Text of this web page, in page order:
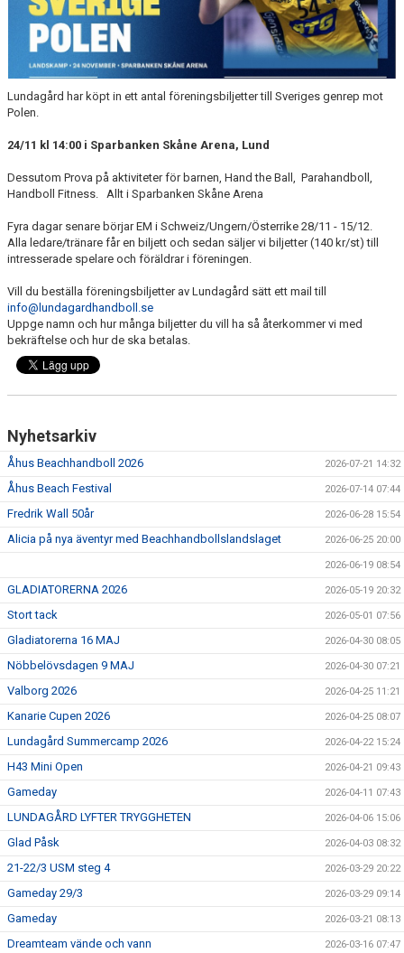
MATCHER
GUNNESBOHALLEN
FRITIDSKORTET
Lundagård har köpt in ett antal föreningsbiljetter till Sveriges genrep mot
Polen.
24/11 kl 14:00 i Sparbanken Skåne Arena, Lund
Dessutom Prova på aktiviteter för barnen, Hand the Ball, Parahandboll,
Handboll Fitness. Allt i Sparbanken Skåne Arena
Fyra dagar senare börjar EM i Schweiz/Ungern/Österrike 28/11 - 15/12.
Alla ledare/tränare får en biljett och sedan säljer vi biljetter (140 kr/st) till
intresserade spelare och föräldrar i föreningen.
Vill du beställa föreningsbiljetter av Lundagård sätt ett mail till
info@lundagardhandboll.se
Uppge namn och hur många biljetter du vill ha så återkommer vi med
bekräftelse och hur de ska betalas.
Nyhetsarkiv
Åhus Beachhandboll 2026 2026-07-21 14:32
Åhus Beach Festival 2026-07-14 07:44
Fredrik Wall 50år 2026-06-28 15:54
Alicia på nya äventyr med Beachhandbollslandslaget 2026-06-25 20:00
2026-06-19 08:54
GLADIATORERNA 2026 2026-05-19 20:32
Stort tack 2026-05-01 07:56
Gladiatorerna 16 MAJ 2026-04-30 08:05
Nöbbelövsdagen 9 MAJ 2026-04-30 07:21
Valborg 2026 2026-04-25 11:21
Kanarie Cupen 2026 2026-04-25 08:07
Lundagård Summercamp 2026 2026-04-22 15:24
H43 Mini Open 2026-04-21 09:43
Gameday 2026-04-11 07:43
LUNDAGÅRD LYFTER TRYGGHETEN 2026-04-06 15:06
Glad Påsk 2026-04-03 08:32
21-22/3 USM steg 4 2026-03-29 20:22
Gameday 29/3 2026-03-29 09:14
Gameday 2026-03-21 08:13
Dreamteam vände och vann 2026-03-16 07:47